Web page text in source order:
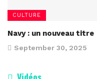
CULTURE
Navy : un nouveau titre
September 30, 2025